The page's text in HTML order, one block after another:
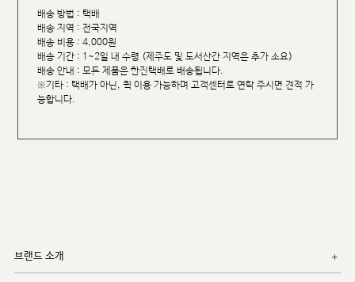
배송 방법 : 택배
배송 지역 : 전국지역
배송 비용 : 4,000원
배송 기간 : 1~2일 내 수령 (제주도 및 도서산간 지역은 추가 소요)
배송 안내 : 모든 제품은 한진택배로 배송됩니다.
※기타 : 택배가 아닌, 퀵 이용 가능하며 고객센터로 연락 주시면 견적 가
능합니다.
브랜드 소개